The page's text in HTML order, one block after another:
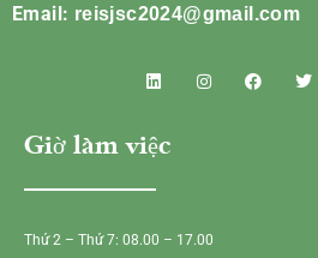
Email: reisjsc2024@gmail.com
Giờ làm việc
Thứ 2 – Thứ 7: 08.00 – 17.00